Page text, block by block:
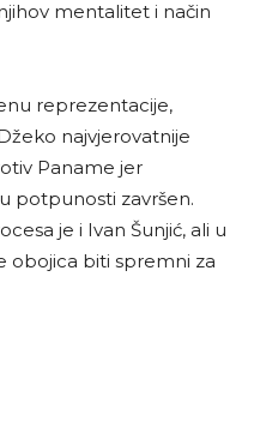
mentalitet i način
reprezentacije,
najvjerovatnije
Paname jer
potpunosti završen.
je i Ivan Šunjić, ali u
obojica biti spremni za